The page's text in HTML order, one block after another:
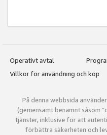
Operativt avtal
Villkor för användning och köp
På denna webbsida
(gemensamt benämnt såsom
tjänster, inklusive för att
förbättra säkerheten och